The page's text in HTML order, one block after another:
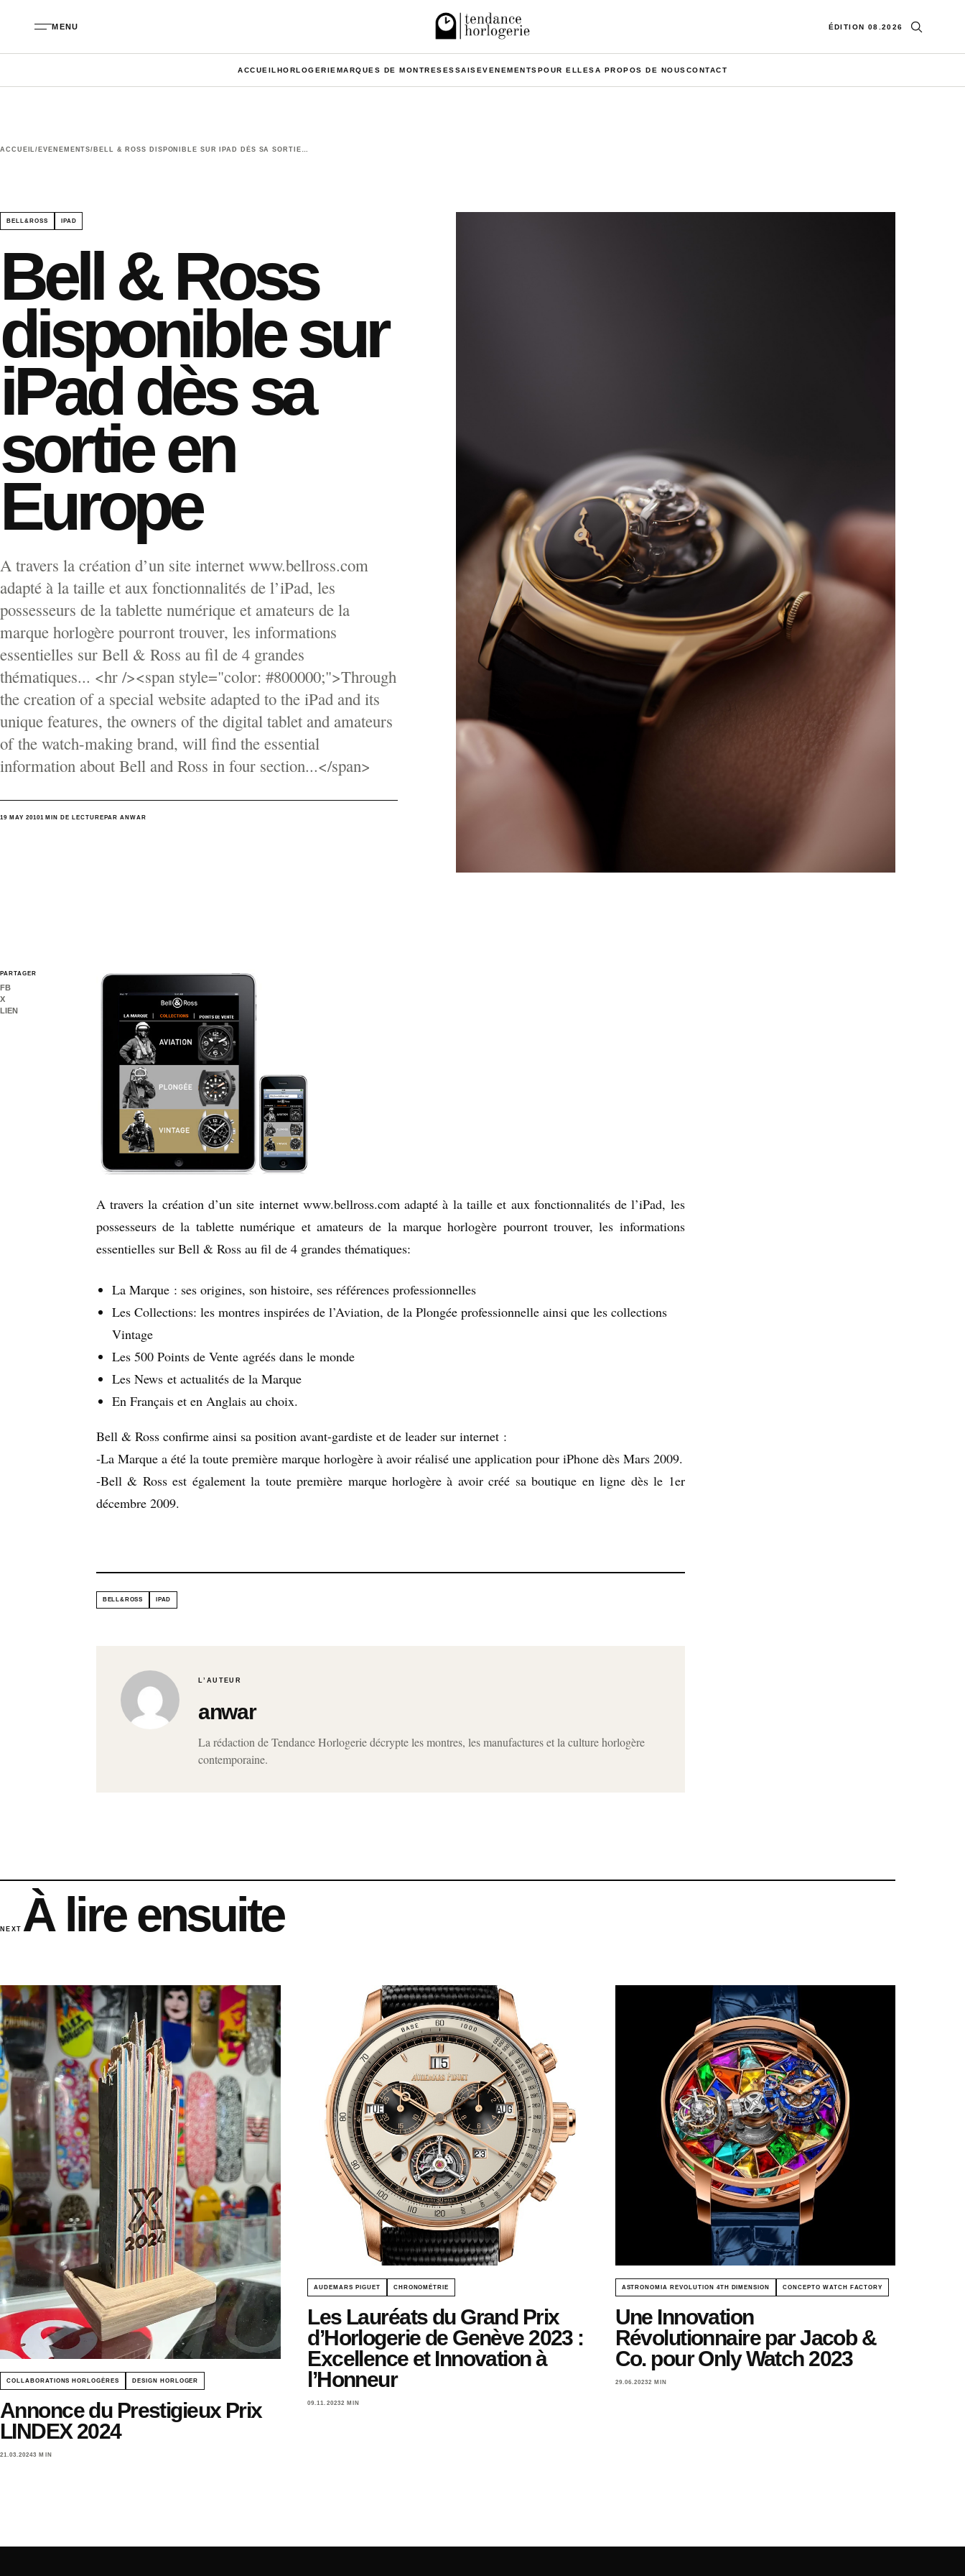
MENU ÉDITION 08.2026 Ouvrir la
ACCUEIL HORLOGERIE MARQUES DE MONTRESESSAISEVENEMENTSPOUR ELLESA PROPOS DE NOUSCONTACT
ACCUEIL/ EVENEMENTS/ BELL & ROSS DISPONIBLE SUR IPAD DÈS SA SORTIE…
BELL&ROSS IPAD
Bell & Ross
disponible sur
iPad dès sa
sortie en
Europe
A travers la création d’un site internet www.bellross.com
adapté à la taille et aux fonctionnalités de l’iPad, les
possesseurs de la tablette numérique et amateurs de la
marque horlogère pourront trouver, les informations
essentielles sur Bell & Ross au fil de 4 grandes
thématiques... <hr /><span style="color: #800000;">Through
the creation of a special website adapted to the iPad and its
unique features, the owners of the digital tablet and amateurs
of the watch-making brand, will find the essential
information about Bell and Ross in four section...</span>
19 MAY 20101 MIN DE LECTURE PAR ANWAR
PARTAGER
FB
X
LIEN
A travers la création d’un site internet www.bellross.com adapté à la taille et aux fonctionnalités de l’iPad, les
possesseurs de la tablette numérique et amateurs de la marque horlogère pourront trouver, les informations
essentielles sur Bell & Ross au fil de 4 grandes thématiques:
La Marque : ses origines, son histoire, ses références professionnelles
Les Collections: les montres inspirées de l’Aviation, de la Plongée professionnelle ainsi que les collections
Vintage
Les 500 Points de Vente agréés dans le monde
Les News et actualités de la Marque
En Français et en Anglais au choix.
Bell & Ross confirme ainsi sa position avant-gardiste et de leader sur internet :
-La Marque a été la toute première marque horlogère à avoir réalisé une application pour iPhone dès Mars 2009.
-Bell & Ross est également la toute première marque horlogère à avoir créé sa boutique en ligne dès le 1er
décembre 2009.
BELL&ROSS IPAD
L’AUTEUR
anwar
La rédaction de Tendance Horlogerie décrypte les montres, les manufactures et la culture horlogère
contemporaine.
NEXT À lire ensuite
COLLABORATIONS HORLOGÈRES DESIGN HORLOGER
Annonce du Prestigieux Prix
LINDEX 2024
21.03.20243 MIN
AUDEMARS PIGUET CHRONOMÉTRIE
Les Lauréats du Grand Prix
d’Horlogerie de Genève 2023 :
Excellence et Innovation à
l’Honneur
09.11.20232 MIN
ASTRONOMIA REVOLUTION 4TH DIMENSION CONCEPTO WATCH FACTORY
Une Innovation
Révolutionnaire par Jacob &
Co. pour Only Watch 2023
29.06.20232 MIN